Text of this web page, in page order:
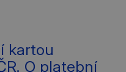
kartou
O platební